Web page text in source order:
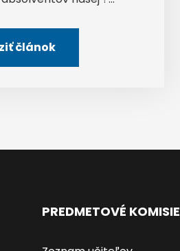
článok
PREDMETOVÉ KOMISIE